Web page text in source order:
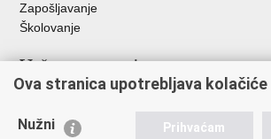
Zapošljavanje
Školovanje
Važne poveznice
Ministarstvo unutarnjih poslova
Udruge
Ova stranica upotrebljava kolačiće
Nužni Prihvaćam